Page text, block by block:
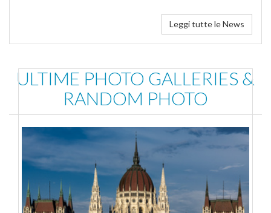
Leggi tutte le News
ULTIME PHOTO GALLERIES &
RANDOM PHOTO